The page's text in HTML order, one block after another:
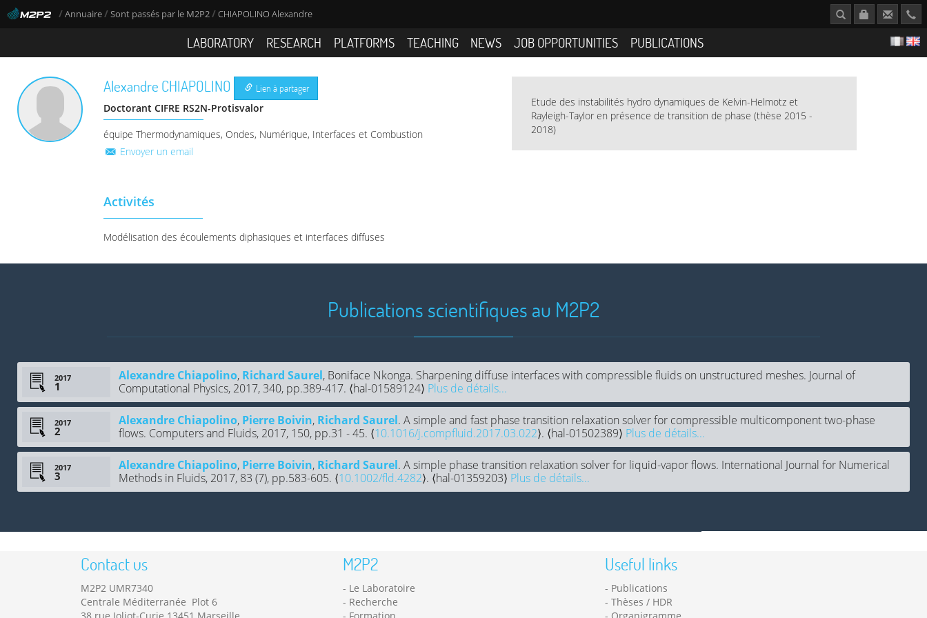
/Annuaire/Sont passés par le M2P2/CHIAPOLINO Alexandre
LABORATORY RESEARCH PLATFORMS TEACHING NEWS JOB OPPORTUNITIES PUBLICATIONS
Alexandre CHIAPOLINO
Lien à partager
Doctorant CIFRE RS2N-Protisvalor
équipe Thermodynamiques, Ondes, Numérique, Interfaces et Combustion
Envoyer un email
Etude des instabilités hydro dynamiques de Kelvin-Helmotz et
Rayleigh-Taylor en présence de transition de phase (thèse 2015 -
2018)
Activités
Modélisation des écoulements diphasiques et interfaces diffuses
Publications scientifiques au M2P2
2017 Alexandre Chiapolino, Richard Saurel, Boniface Nkonga. Sharpening diffuse interfaces with compressible fluids on unstructured meshes. Journal of
Computational Physics, 2017, 340, pp.389-417. ⟨hal-01589124⟩ Plus de détails...
2017 Alexandre Chiapolino, Pierre Boivin, Richard Saurel. A simple and fast phase transition relaxation solver for compressible multicomponent two-phase
flows. Computers and Fluids, 2017, 150, pp.31 - 45. ⟨10.1016/j.compfluid.2017.03.022⟩. ⟨hal-01502389⟩ Plus de détails...
2017 Alexandre Chiapolino, Pierre Boivin, Richard Saurel. A simple phase transition relaxation solver for liquid-vapor flows. International Journal for Numerical
Methods in Fluids, 2017, 83 (7), pp.583-605. ⟨10.1002/fld.4282⟩. ⟨hal-01359203⟩ Plus de détails...
Contact us
M2P2 UMR7340
Centrale Méditerranée Plot 6
M2P2
Le Laboratoire
Recherche
Useful links
Publications
Thèses / HDR